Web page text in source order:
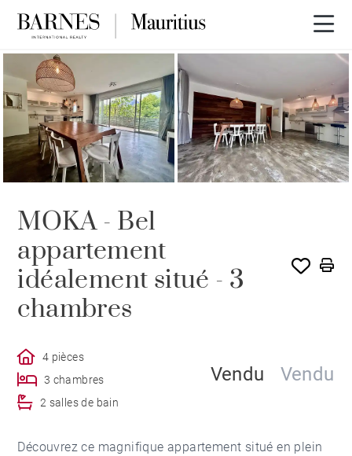
VENDU PAR BARNES
MOKA - Bel
appartement
idéalement situé - 3
chambres
4 pièces
3 chambres
2 salles de bain
Vendu Vendu
Découvrez ce magnifique appartement situé en plein